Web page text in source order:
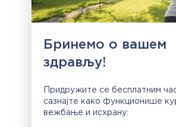
Бринемо о вашем
здрављу!
Придружите се бесплатним
сазнајте како функционише
вежбање и исхрану: